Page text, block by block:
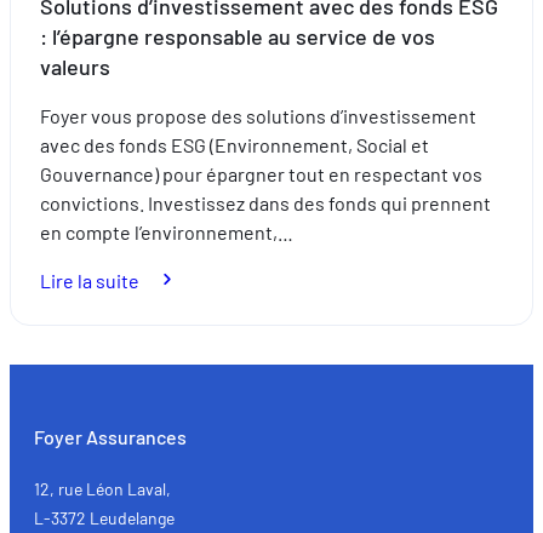
Solutions d’investissement avec des fonds ESG
: l’épargne responsable au service de vos
valeurs
Foyer vous propose des solutions d’investissement
avec des fonds ESG (Environnement, Social et
Gouvernance) pour épargner tout en respectant vos
convictions. Investissez dans des fonds qui prennent
en compte l’environnement,…
Lire la suite
avec
:
l’épargne
Foyer Assurances
12, rue Léon Laval,
L-3372 Leudelange